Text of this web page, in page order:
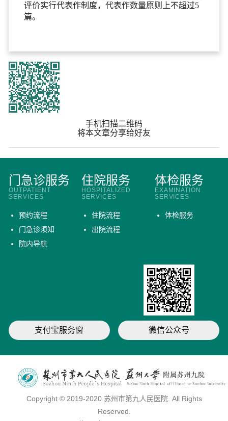
评价实行代表作制度，代表作数量原则上不超过5
篇。
手机扫描二维码
将本文章分享给好友
门急诊服务
OUTPATIENT
SERVICES
预约流程
门急诊须知
院内导航
住院服务
HOSPITALIZED
SERVICES
住院流程
出院流程
体检服务
EXAMINATION
SERVICES
体检服务
支付宝服务窗 微信公众号
Copyright © 2019-2020 苏州市第九人民医院. All Rights
Reserved.